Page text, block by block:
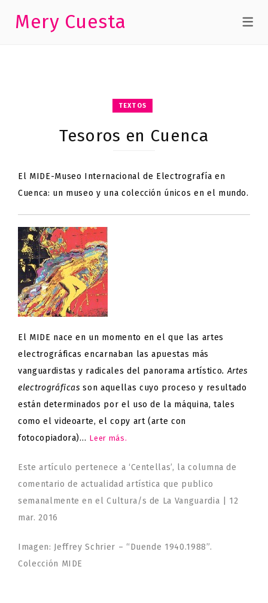
Mery Cuesta
TEXTOS
Tesoros en Cuenca
El MIDE-Museo Internacional de Electrografía en
Cuenca: un museo y una colección únicos en el mundo.
El MIDE nace en un momento en el que las artes
electrográficas encarnaban las apuestas más
vanguardistas y radicales del panorama artístico. Artes
electrográficas son aquellas cuyo proceso y resultado
están determinados por el uso de la máquina, tales
como el videoarte, el copy art (arte con
fotocopiadora)… Leer más.
Este artículo pertenece a ‘Centellas’, la columna de
comentario de actualidad artística que publico
semanalmente en el Cultura/s de La Vanguardia | 12
mar. 2016
Imagen: Jeffrey Schrier – “Duende 1940.1988”.
Colección MIDE